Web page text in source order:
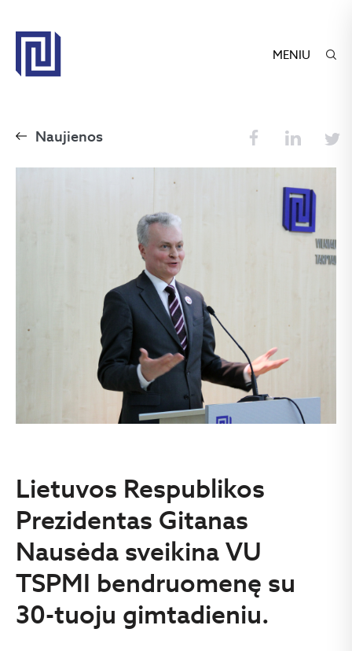
MENIU
Naujienos
Lietuvos Respublikos
Prezidentas Gitanas
Nausėda sveikina VU
TSPMI bendruomenę su
30-tuoju gimtadieniu.